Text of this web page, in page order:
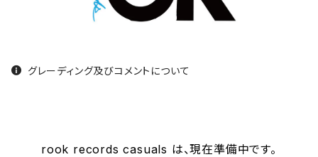
グレーディング及びコメントについて
rook records casuals は、現在準備中です。